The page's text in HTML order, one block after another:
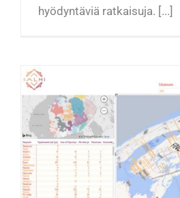
hyödyntäviä ratkaisuja. [...]